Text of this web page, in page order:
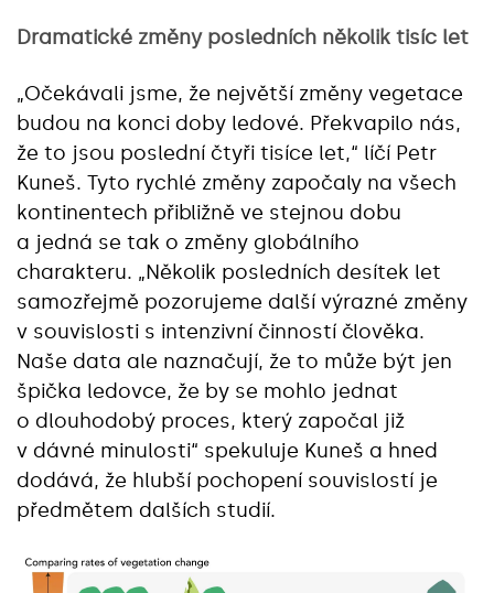
Dramatické změny posledních několik tisíc let
„Očekávali jsme, že největší změny vegetace
budou na konci doby ledové. Překvapilo nás,
že to jsou poslední čtyři tisíce let,“ líčí Petr
Kuneš. Tyto rychlé změny započaly na všech
kontinentech přibližně ve stejnou dobu
a jedná se tak o změny globálního
charakteru. „Několik posledních desítek let
samozřejmě pozorujeme další výrazné změny
v souvislosti s intenzivní činností člověka.
Naše data ale naznačují, že to může být jen
špička ledovce, že by se mohlo jednat
o dlouhodobý proces, který započal již
v dávné minulosti“ spekuluje Kuneš a hned
dodává, že hlubší pochopení souvislostí je
předmětem dalších studií.